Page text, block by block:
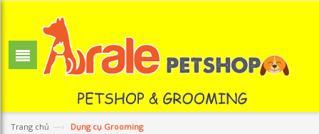
Trang chủ —› Dụng cụ Grooming